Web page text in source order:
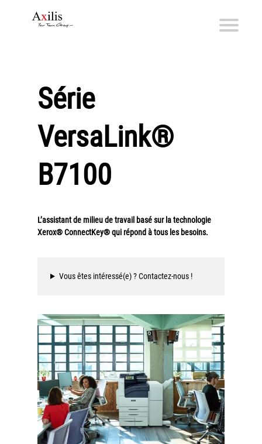
Axilis s’engage
Solutions dématérialisation
Automatisation de factures fournisseurs
Numérisation des Notes de Frais
Numérisation intelligente
Workplace Solutions
Simplifiez la gestion RH de votre entreprise avec un logiciel
tout-en-un
Gammes d’équipements et services d’impression
Matériel
Imprimantes de bureau
Multifonctions
Presses numériques et imprimantes de production
Série
VersaLink®
B7100
L’assistant de milieu de travail basé sur la technologie
Xerox® ConnectKey® qui répond à tous les besoins.
Vous êtes intéressé(e) ? Contactez-nous !